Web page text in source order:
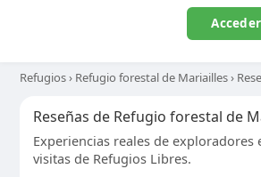
Acceder
Refugios› Refugio forestal de Mariailles›
Reseñas de Refugio forestal de
Experiencias reales de exploradores
visitas de Refugios Libres.